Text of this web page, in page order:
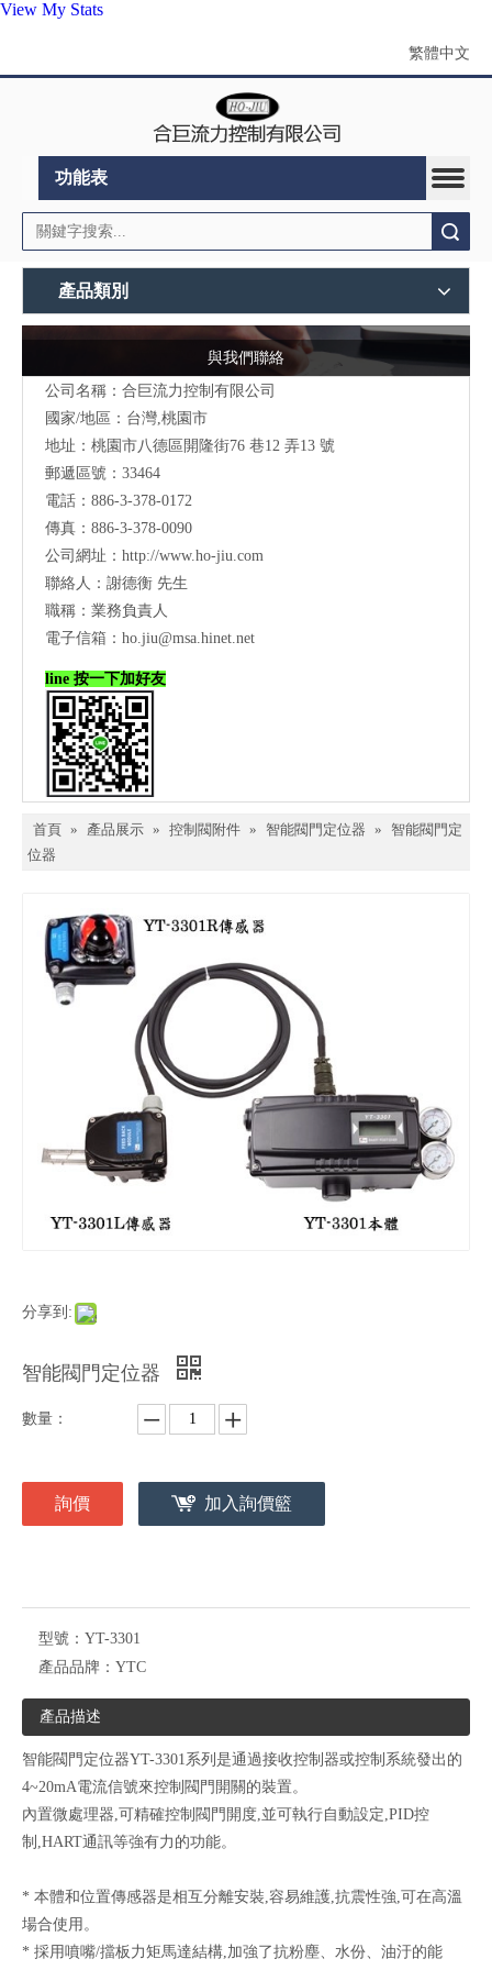
View My Stats
繁體中文
功能表
產品類別
與我們聯絡
公司名稱：合巨流力控制有限公司
國家/地區：台灣,桃園市
地址：桃園市八德區開隆街76 巷12 弄13 號
郵遞區號：33464
電話：886-3-378-0172
傳真：886-3-378-0090
公司網址： http://www.ho-jiu.com
聯絡人：謝德衡 先生
職稱：業務負責人
電子信箱： ho.jiu@msa.hinet.net
line 按一下加好友
首頁 » 產品展示 » 控制閥附件 » 智能閥門定位器 »
智能閥門定
位器
分享到:
智能閥門定位器
數量：
詢價 加入詢價籃
型號： YT-3301
產品品牌： YTC
產品描述
智能閥門定位器YT-3301系列是通過接收控制器或控制系統發出的
4~20mA電流信號來控制閥門開關的裝置。
內置微處理器,可精確控制閥門開度,並可執行自動設定,PID控
制,HART通訊等強有力的功能。
* 本體和位置傳感器是相互分離安裝,容易維護,抗震性強,可在高溫
場合使用。
* 採用噴嘴/擋板力矩馬達結構,加強了抗粉塵、水份、油汙的能